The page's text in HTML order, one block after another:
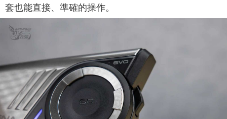
套也能直接、準確的操作。